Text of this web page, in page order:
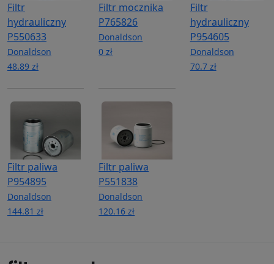
Filtr
hydrauliczny
P550633
Donaldson
48.89 zł
Filtr mocznika
P765826
Donaldson
0 zł
Filtr
hydrauliczny
P954605
Donaldson
70.7 zł
Filtr paliwa
P954895
Donaldson
144.81 zł
Filtr paliwa
P551838
Donaldson
120.16 zł